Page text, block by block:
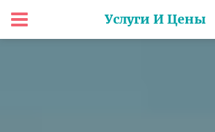
Услуги И Цены